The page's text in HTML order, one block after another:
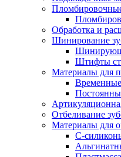
Обработка и
Шинирование
Штифты
Материалы для
Отбеливание
Материалы для
C-